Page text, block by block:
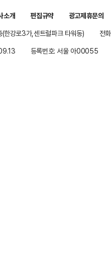
소개 편집규약
광고제휴문의
한강로3가,센트럴파크 타워동)
전
등록번호: 서울 아00055